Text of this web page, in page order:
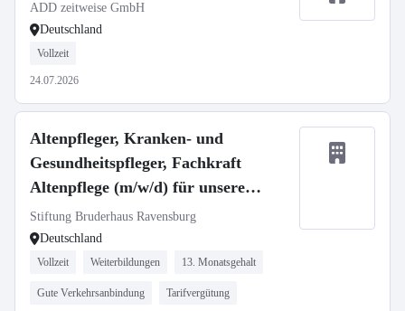
ADD zeitweise GmbH
Deutschland
Vollzeit
24.07.2026
Altenpfleger, Kranken- und
Gesundheitspfleger, Fachkraft
Altenpflege (m/w/d) für unsere
Häuser in Ravensburg und
Oberhofen gesucht!
Stiftung Bruderhaus Ravensburg
Deutschland
Vollzeit Weiterbildungen 13. Monatsgehalt
Gute Verkehrsanbindung Tarifvergütung